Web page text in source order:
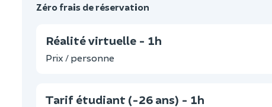
Zéro frais de réservation
Réalité virtuelle - 1h
Prix / personne
Tarif étudiant (-26 ans) - 1h